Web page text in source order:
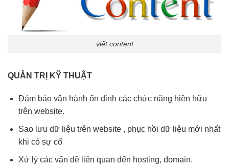
viết content
QUẢN TRỊ KỸ THUẬT
Đảm bảo vận hành ổn định các chức năng hiện hữu
trên website.
Sao lưu dữ liệu trên website , phục hồi dữ liệu mới nhất
khi có sự cố
Xử lý các vấn đề liên quan đến hosting, domain.